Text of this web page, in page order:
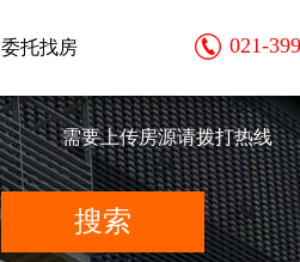
委托找房 021-
需要上传房源请拨打热线